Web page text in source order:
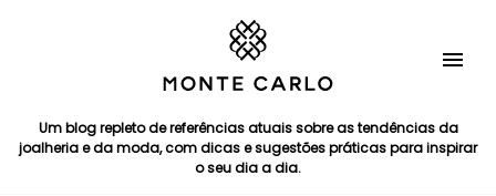
Um blog repleto de referências atuais sobre as tendências da
joalheria e da moda, com dicas e sugestões práticas para inspirar
o seu dia a dia.